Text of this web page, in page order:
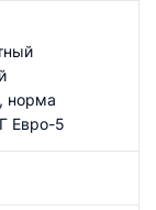
норма
Евро-5